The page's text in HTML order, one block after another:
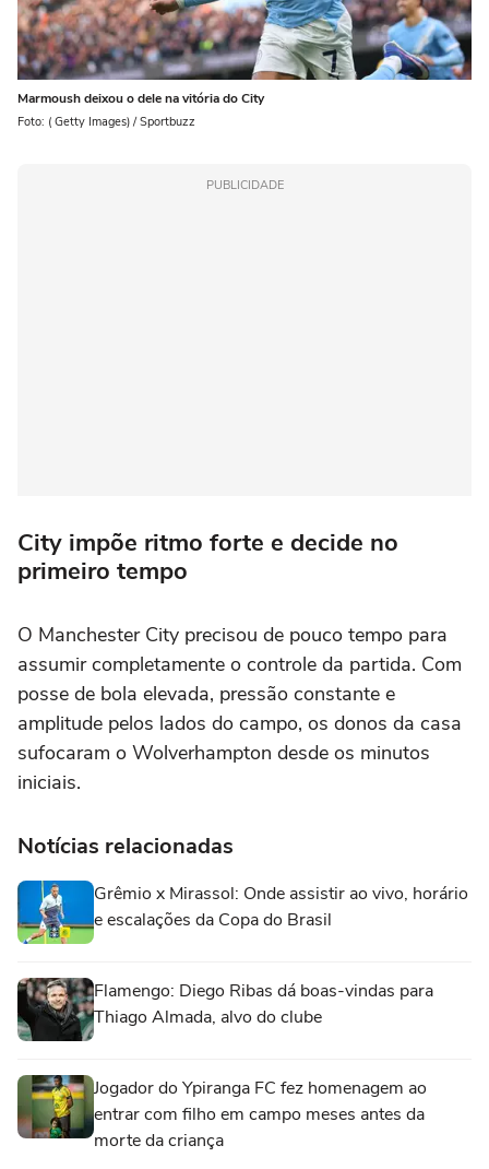
Marmoush deixou o dele na vitória do City
Foto: ( Getty Images) / Sportbuzz
PUBLICIDADE
City impõe ritmo forte e decide no
primeiro tempo
O Manchester City precisou de pouco tempo para
assumir completamente o controle da partida. Com
posse de bola elevada, pressão constante e
amplitude pelos lados do campo, os donos da casa
sufocaram o Wolverhampton desde os minutos
iniciais.
Notícias relacionadas
Grêmio x Mirassol: Onde assistir ao vivo, horário
e escalações da Copa do Brasil
Flamengo: Diego Ribas dá boas-vindas para
Thiago Almada, alvo do clube
Jogador do Ypiranga FC fez homenagem ao
entrar com filho em campo meses antes da
morte da criança